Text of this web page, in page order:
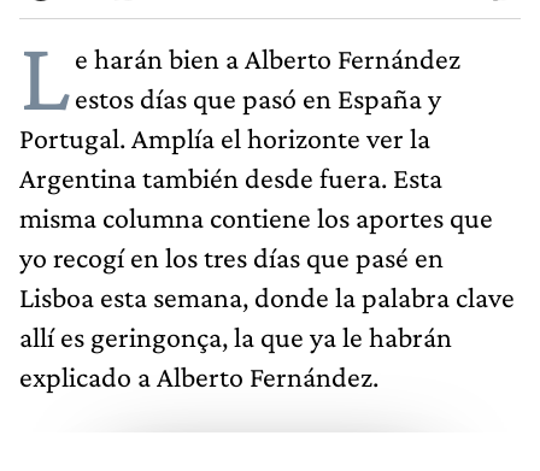
Le harán bien a Alberto Fernández
estos días que pasó en España y
Portugal. Amplía el horizonte ver la
Argentina también desde fuera. Esta
misma columna contiene los aportes que
yo recogí en los tres días que pasé en
Lisboa esta semana, donde la palabra clave
allí es geringonça, la que ya le habrán
explicado a Alberto Fernández.